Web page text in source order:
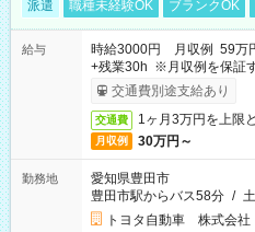
派遣 職種未経験OK ブランクOK
給与
時給3000円 月収例 59万
+残業30h ※月収例を保証
交通費別途支給あり
交通費 1ヶ月3万円を上限
月収例 30万円～
勤務地
愛知県豊田市
豊田市駅からバス58分 /
トヨタ自動車 株式会社